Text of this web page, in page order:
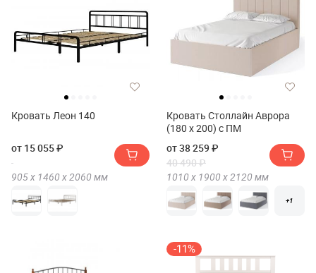
Кровать Леон 140
от 15 055 ₽
905 х 1460 х2060 мм
Кровать Столлайн Аврора
(180 х 200) с ПМ
от 38 259 ₽
40 490 ₽
1010 х 1900 х2120 мм
+1
-11%